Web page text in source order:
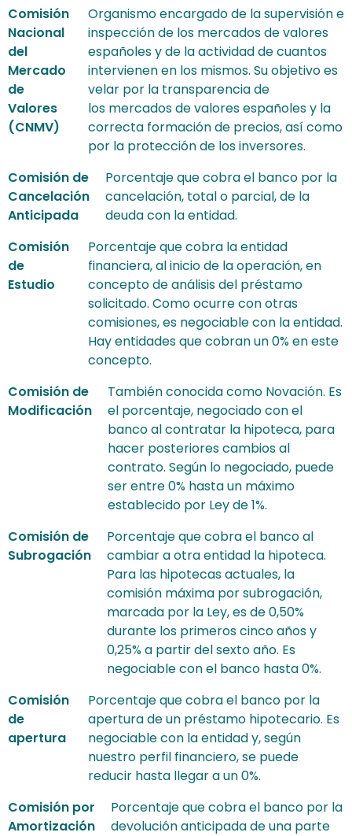
Comisión
Nacional
del
Mercado
de
Valores
(CNMV)
Organismo encargado de la supervisión e
inspección de los mercados de valores
españoles y de la actividad de cuantos
intervienen en los mismos. Su objetivo es
velar por la transparencia de
los mercados de valores españoles y la
correcta formación de precios, así como
por la protección de los inversores.
Comisión de
Cancelación
Anticipada
Porcentaje que cobra el banco por la
cancelación, total o parcial, de la
deuda con la entidad.
Comisión
de
Estudio
Porcentaje que cobra la entidad
financiera, al inicio de la operación, en
concepto de análisis del préstamo
solicitado. Como ocurre con otras
comisiones, es negociable con la entidad.
Hay entidades que cobran un 0% en este
concepto.
Comisión de
Modificación
También conocida como Novación. Es
el porcentaje, negociado con el
banco al contratar la hipoteca, para
hacer posteriores cambios al
contrato. Según lo negociado, puede
ser entre 0% hasta un máximo
establecido por Ley de 1%.
Comisión de
Subrogación
Porcentaje que cobra el banco al
cambiar a otra entidad la hipoteca.
Para las hipotecas actuales, la
comisión máxima por subrogación,
marcada por la Ley, es de 0,50%
durante los primeros cinco años y
0,25% a partir del sexto año. Es
negociable con el banco hasta 0%.
Comisión
de
apertura
Porcentaje que cobra el banco por la
apertura de un préstamo hipotecario. Es
negociable con la entidad y, según
nuestro perfil financiero, se puede
reducir hasta llegar a un 0%.
Comisión por
Amortización
Porcentaje que cobra el banco por la
devolución anticipada de una parte